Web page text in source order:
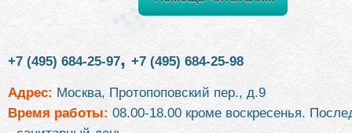
+7 (495) 684-25-97, +7 (495) 684-25-98
Адрес: Москва, Протопоповский пер., д.9
Время работы: 08.00-18.00 кроме воскресенья.